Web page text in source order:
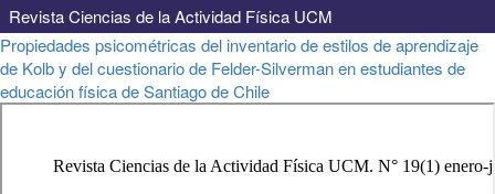
Revista Ciencias de la Actividad Física UCM
Volver
a
los
Propiedades psicométricas del inventario de estilos de aprendizaje
de Kolb y del cuestionario de Felder-Silverman en estudiantes de
educación física de Santiago de Chile